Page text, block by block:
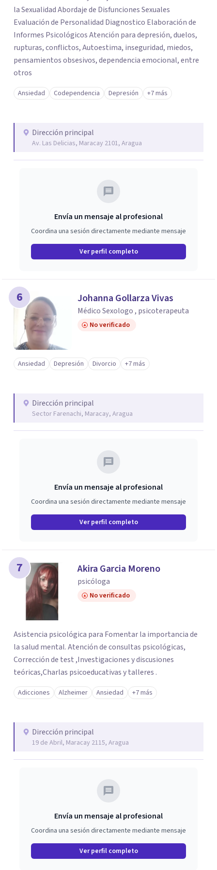
la Sexualidad Abordaje de Disfunciones Sexuales
Evaluación de Personalidad Diagnostico Elaboración de
Informes Psicológicos Atención para depresión, duelos,
rupturas, conflictos, Autoestima, inseguridad, miedos,
pensamientos obsesivos, dependencia emocional, entre
otros
Ansiedad Codependencia Depresión +7 más
Dirección principal
Av. Las Delicias, Maracay 2101, Aragua
Envía un mensaje al profesional
Coordina una sesión directamente mediante mensaje
Ver perfil completo
6 Johanna Gollarza Vivas
Médico Sexologo , psicoterapeuta
No verificado
Ansiedad Depresión Divorcio +7 más
Dirección principal
Sector Farenachi, Maracay, Aragua
Envía un mensaje al profesional
Coordina una sesión directamente mediante mensaje
Ver perfil completo
7 Akira Garcia Moreno
psicóloga
No verificado
Asistencia psicológica para Fomentar la importancia de
la salud mental. Atención de consultas psicológicas,
Corrección de test ,Investigaciones y discusiones
teóricas,Charlas psicoeducativas y talleres .
Adicciones Alzheimer Ansiedad +7 más
Dirección principal
19 de Abril, Maracay 2115, Aragua
Envía un mensaje al profesional
Coordina una sesión directamente mediante mensaje
Ver perfil completo